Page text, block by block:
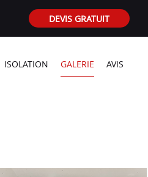
DEVIS GRATUIT
ISOLATION GALERIE AVIS